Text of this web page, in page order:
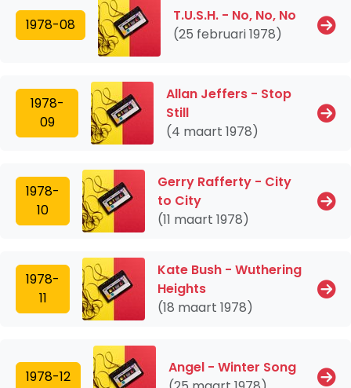
1978-08
T.U.S.H. - No, No, No
(25 februari 1978)
1978-
09
Allan Jeffers - Stop
Still
(4 maart 1978)
1978-
10
Gerry Rafferty - City
to City
(11 maart 1978)
1978-
11
Kate Bush - Wuthering
Heights
(18 maart 1978)
1978-12
Angel - Winter Song